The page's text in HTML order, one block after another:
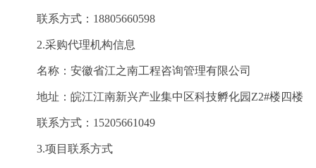
联系方式： 18805660598
2.采购代理机构信息
名称：安徽省江之南工程咨询管理有限公司
地址：皖江江南新兴产业集中区科技孵化园 Z2#楼 四楼
联系方式： 15205661049
3.项目联系方式